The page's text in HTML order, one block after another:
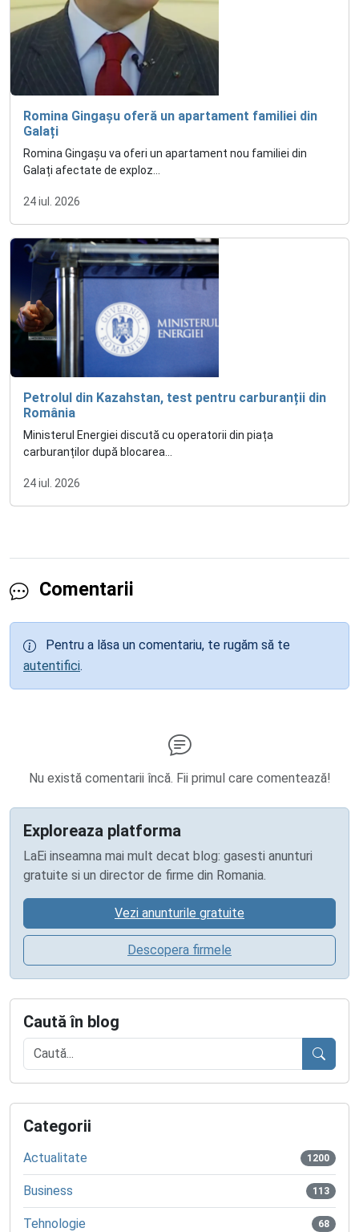
Romina Gingașu oferă un apartament familiei din
Galați
Romina Gingașu va oferi un apartament nou familiei din
Galați afectate de exploz...
24 iul. 2026
Petrolul din Kazahstan, test pentru carburanții din
România
Ministerul Energiei discută cu operatorii din piața
carburanților după blocarea...
24 iul. 2026
Comentarii
Pentru a lăsa un comentariu, te rugăm să te
autentifici.
Nu există comentarii încă. Fii primul care comentează!
Exploreaza platforma
LaEi inseamna mai mult decat blog: gasesti anunturi
gratuite si un director de firme din Romania.
Vezi anunturile gratuite
Descopera firmele
Caută în blog
Caută
Categorii
Actualitate 1200
Business 113
Tehnologie 68